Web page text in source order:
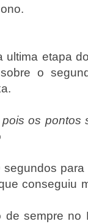
ultima etapa
o
os pontos
conseguiu
sempre no